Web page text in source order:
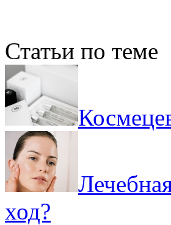
Статьи по теме
ход?